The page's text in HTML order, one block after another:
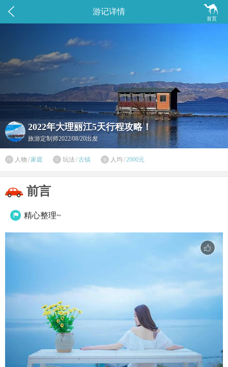
 
首页
游记详情
2022年大理丽江5天行程攻略！
旅游定制师2022/08/20出发
 人物 /家庭  玩法 /古镇  人均 /2000元
前言
 精心整理~